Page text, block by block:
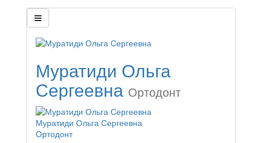
Муратиди Ольга
Сергеевна Ортодонт
Муратиди Ольга Сергеевна
Ортодонт